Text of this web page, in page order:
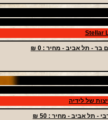
Stellar
בר - תל אביב - מחיר : 0 ₪
של לידיה
- תל אביב - מחיר : 50 ₪